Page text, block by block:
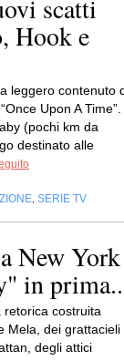
scatti
Hook e
leggero contenuto
Upon A Time”.
(pochi km da
destinato alle
SERIE TV
New York
in
retorica costruita
Mela, dei grattacieli
degli attici